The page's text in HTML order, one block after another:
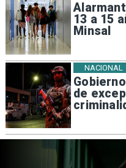
13 a 15
Minsal
de
NACIONAL